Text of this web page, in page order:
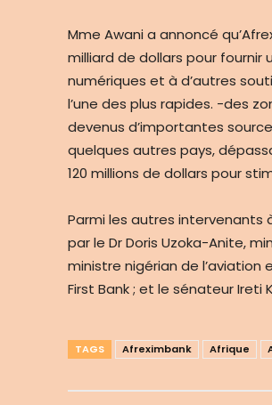
Mme Awani a annoncé
milliard de dollars pour
numériques et à d’autres
l’une des plus rapides. -des
devenus d’importantes
quelques autres pays,
120 millions de dollars pour
Parmi les autres intervenants
par le Dr Doris Uzoka-Anite,
ministre nigérian de
First Bank ; et le sénateur Ireti
TAGS Afreximbank Afrique